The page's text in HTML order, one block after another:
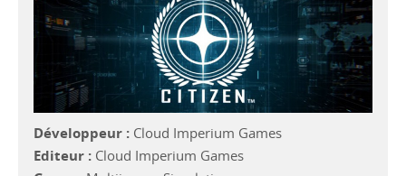
Développeur : Cloud Imperium Games
Editeur : Cloud Imperium Games